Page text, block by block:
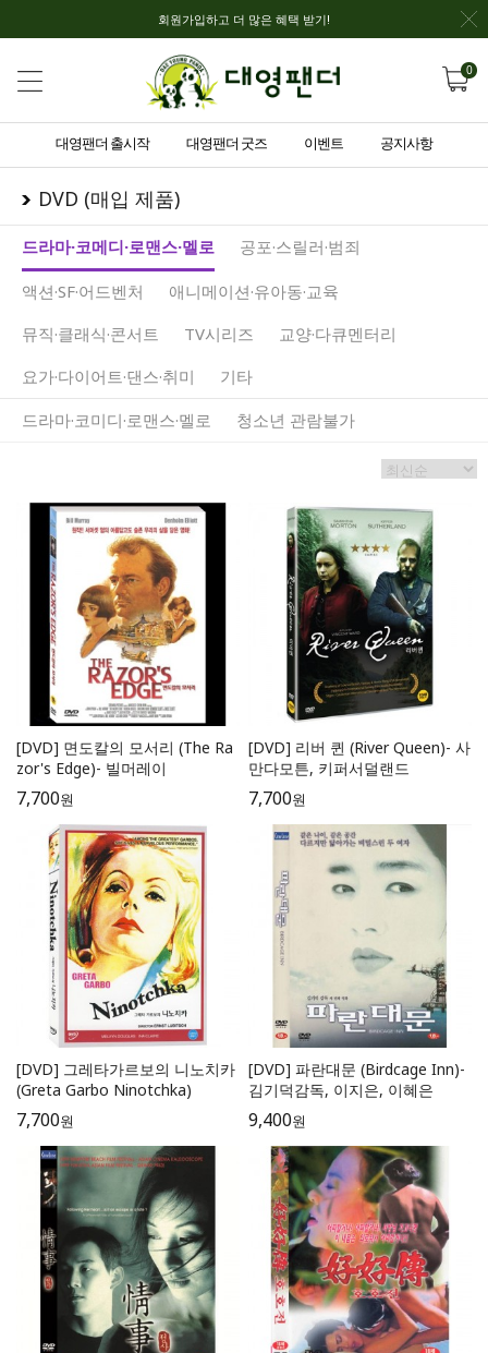
회원가입하고 더 많은 혜택 받기!
0
대영팬더 출시작 대영팬더 굿즈 이벤트 공지사항
DVD (매입 제품)
드라마·코메디·로맨스·멜로 공포·스릴러·범죄
액션·SF·어드벤처
애니메이션·유아동·교육
뮤직·클래식·콘서트
TV시리즈
교양·다큐멘터리
요가·다이어트·댄스·취미
기타
드라마·코미디·로맨스·멜로
청소년 관람불가
[DVD] 면도칼의 모서리 (The Ra
zor's Edge)- 빌머레이
7,700원
[DVD] 리버 퀸 (River Queen)- 사
만다모튼, 키퍼서덜랜드
7,700원
[DVD] 그레타가르보의 니노치카
(Greta Garbo Ninotchka)
7,700원
[DVD] 파란대문 (Birdcage Inn)-
김기덕감독, 이지은, 이혜은
9,400원